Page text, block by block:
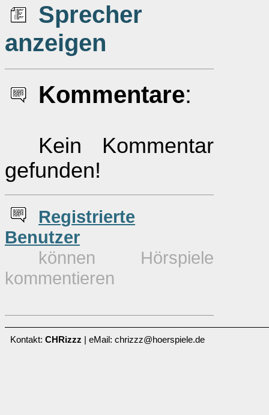
Sprecher
anzeigen
Kommentare:
Kein Kommentar
gefunden!
Registrierte
Benutzer
können Hörspiele
kommentieren
Kontakt: CHRizzz | eMail: chrizzz@hoerspiele.de